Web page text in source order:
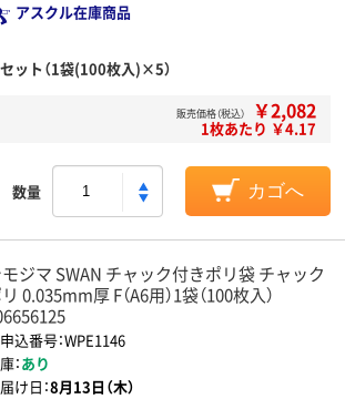
アスクル在庫商品
ット（1袋(100枚入)×5）
販売価格（税込） ￥2,082
1枚あたり ￥4.17
数量 カゴへ
ジマ SWAN チャック付きポリ袋 チャック
0.035mm厚 F（A6用）1袋（100枚入）
込番号：WPE1146
：あり
け日：8月13日（木）